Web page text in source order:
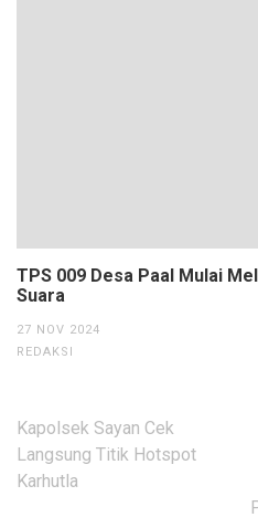
TPS 009 Desa Paal Mulai
Suara
27 NOV 2024
REDAKSI
Navigasi
pos
Kapolsek Sayan Cek
Langsung Titik Hotspot
Karhutla